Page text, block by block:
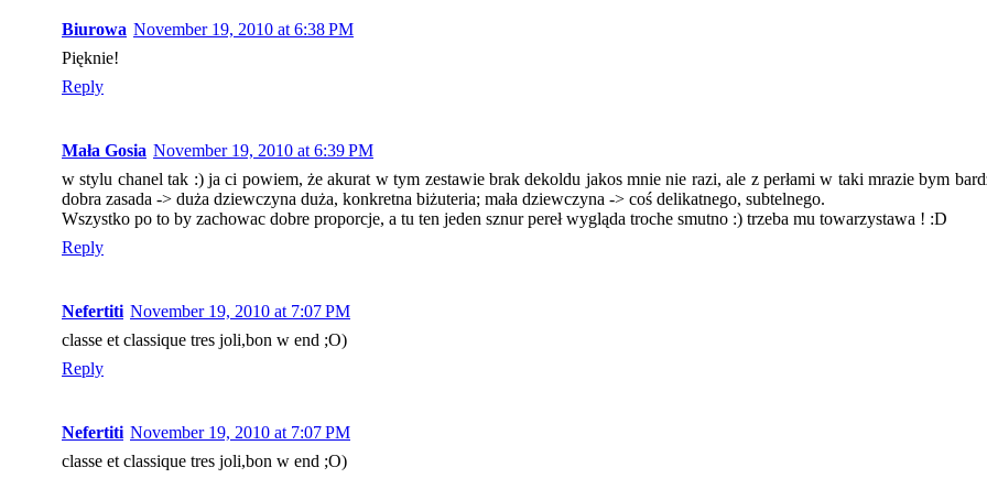
Biurowa November 19, 2010 at 6:38 PM
Pięknie!
Reply
Mała Gosia November 19, 2010 at 6:39 PM
w stylu chanel tak :) ja ci powiem, że akurat w tym zestawie brak dekoldu jakos mnie nie razi, ale z perłami w taki mrazie bym
dobra zasada -> duża dziewczyna duża, konkretna biżuteria; mała dziewczyna -> coś delikatnego, subtelnego.
Wszystko po to by zachowac dobre proporcje, a tu ten jeden sznur pereł wygląda troche smutno :) trzeba mu towarzystawa ! :D
Reply
Nefertiti November 19, 2010 at 7:07 PM
classe et classique tres joli,bon w end ;O)
Reply
Nefertiti November 19, 2010 at 7:07 PM
classe et classique tres joli,bon w end ;O)